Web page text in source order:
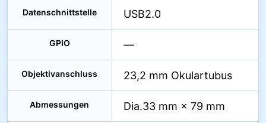
Datenschnittstelle USB2.0
GPIO —
Objektivanschluss 23,2 mm Okulartubus
Abmessungen Dia.33 mm × 79 mm